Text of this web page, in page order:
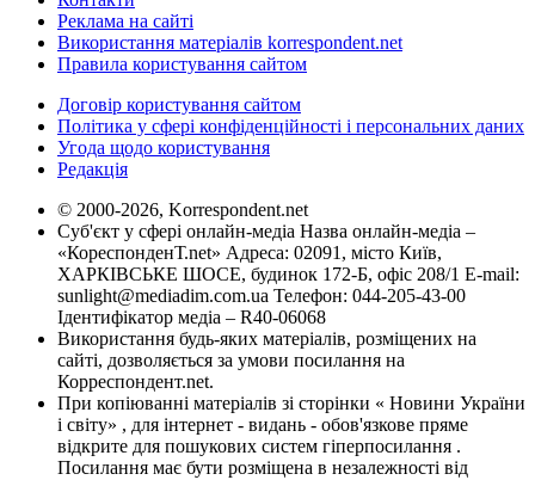
Реклама на сайті
Використання матеріалів korrespondent.net
Правила користування сайтом
Договір користування сайтом
Політика у сфері конфіденційності і персональних даних
Угода щодо користування
Редакція
© 2000-2026, Korrespondent.net
Суб'єкт у сфері онлайн-медіа Назва онлайн-медіа –
«КореспонденТ.net» Адреса: 02091, місто Київ,
ХАРКІВСЬКЕ ШОСЕ, будинок 172-Б, офіс 208/1 E-mail:
sunlight@mediadim.com.ua Телефон: 044-205-43-00
Ідентифікатор медіа – R40-06068
Використання будь-яких матеріалів, розміщених на
сайті, дозволяється за умови посилання на
Корреспондент.net.
При копіюванні матеріалів зі сторінки « Новини України
і світу» , для інтернет - видань - обов'язкове пряме
відкрите для пошукових систем гіперпосилання .
Посилання має бути розміщена в незалежності від